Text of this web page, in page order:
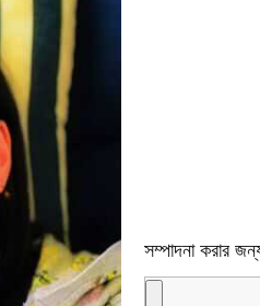
সম্পাদনা করার